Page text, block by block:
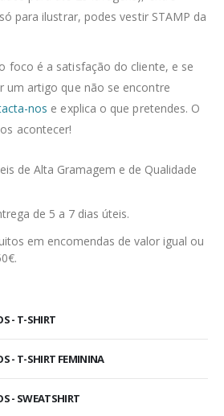
para ilustrar, podes vestir STAMP da
foco é a satisfação do cliente, e se
um artigo que não se encontre
nos e explica o que pretendes. O
acontecer!
de Alta Gramagem e de Qualidade
de 5 a 7 dias úteis.
em encomendas de valor igual ou
- T-SHIRT
- T-SHIRT FEMININA
- SWEATSHIRT